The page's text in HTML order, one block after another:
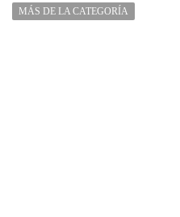
MÁS DE LA CATEGORÍA